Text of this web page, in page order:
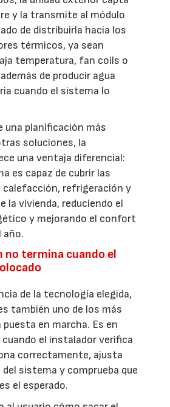
y la transmite al módulo
de distribuirla hacia los
térmicos, ya sean
temperatura, fan coils o
de producir agua
cuando el sistema lo
una planificación más
soluciones, la
una ventaja diferencial:
es capaz de cubrir las
calefacción, refrigeración y
la vivienda, reduciendo el
y mejorando el confort
año.
no termina cuando el
de la tecnología elegida,
también uno de los más
en marcha. Es en
el instalador verifica
correctamente, ajusta
sistema y comprueba que
el esperado.